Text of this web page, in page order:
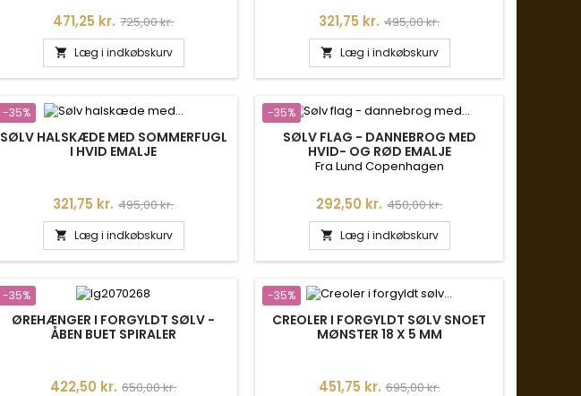
Pris
471,25 kr. Normalpris
725,00 kr.
 Læg i indkøbskurv
Pris
321,75 kr. Normalpris
495,00 kr.
 Læg i indkøbskurv
-35%
SØLV HALSKÆDE MED SOMMERFUGL
I HVID EMALJE
Pris
321,75 kr. Normalpris
495,00 kr.
 Læg i indkøbskurv
-35%
SØLV FLAG - DANNEBROG MED
HVID- OG RØD EMALJE
Fra Lund Copenhagen
Pris
292,50 kr. Normalpris
450,00 kr.
 Læg i indkøbskurv
-35%
ØREHÆNGER I FORGYLDT SØLV -
ÅBEN BUET SPIRALER
Pris
422,50 kr. Normalpris
650,00 kr.
-35%
CREOLER I FORGYLDT SØLV SNOET
MØNSTER 18 X 5 MM
Pris
451,75 kr. Normalpris
695,00 kr.